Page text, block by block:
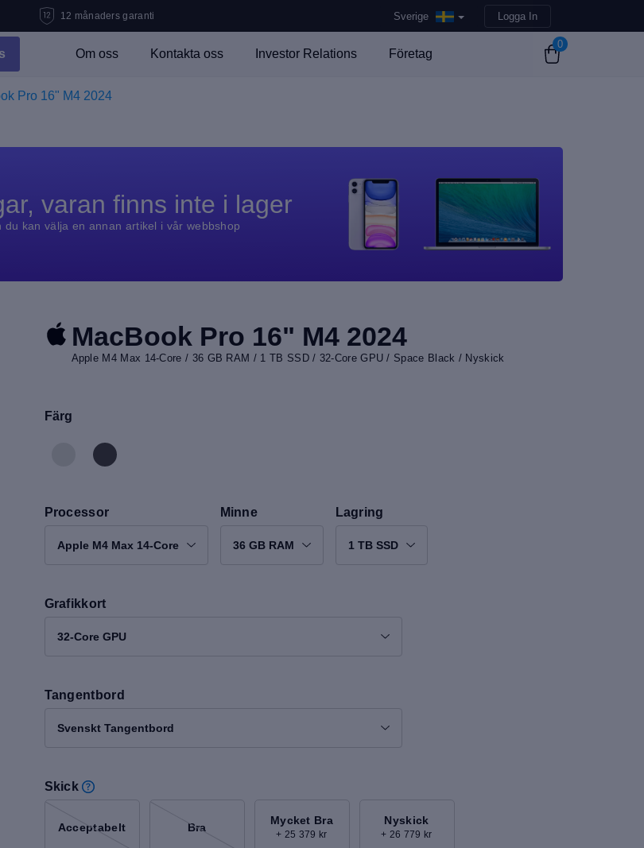
12 månaders garanti Sverige Logga In
Om oss Kontakta oss Investor Relations Företag
0
Pro 16" M4 2024
varan finns inte i lager
du kan välja en annan artikel i vår webbshop
MacBook Pro 16" M4 2024
Apple M4 Max 14-Core / 36 GB RAM / 1 TB SSD / 32-Core GPU / Space Black / Nyskick
Färg
Processor
Apple M4 Max 14-Core
Minne
36 GB RAM
Lagring
1 TB SSD
Grafikkort
32-Core GPU
Tangentbord
Svenskt Tangentbord
Skick
Acceptabelt Bra
Mycket Bra
+ 25 379 kr
Nyskick
+ 26 779 kr